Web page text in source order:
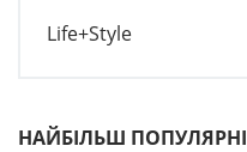
Life+Style
НАЙБІЛЬШ ПОПУЛЯРНІ